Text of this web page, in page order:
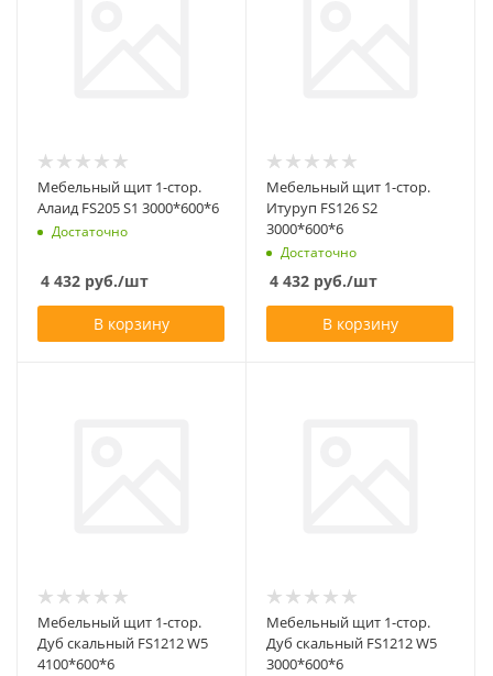
Мебельный щит 1-стор.
Алаид FS205 S1 3000*600*6
Достаточно
4 432 руб./шт
В корзину
Мебельный щит 1-стор.
Итуруп FS126 S2
3000*600*6
Достаточно
4 432 руб./шт
В корзину
Мебельный щит 1-стор.
Дуб скальный FS1212 W5
4100*600*6
Мебельный щит 1-стор.
Дуб скальный FS1212 W5
3000*600*6